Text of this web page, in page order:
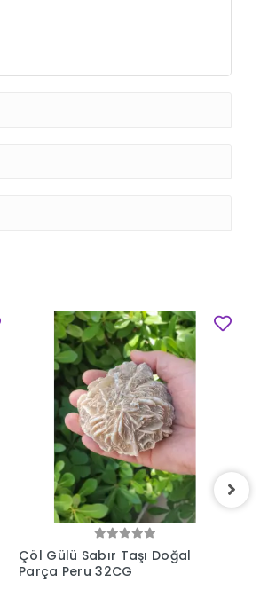
Çöl Gülü Sabır Taşı Doğal
Parça Peru 32CG